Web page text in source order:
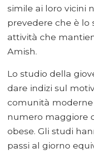
simile ai loro vicini
prevedere che è lo
attività che
Amish.
Lo studio della
dare indizi sul
comunità
numero maggiore
obese. Gli studi
passi al giorno